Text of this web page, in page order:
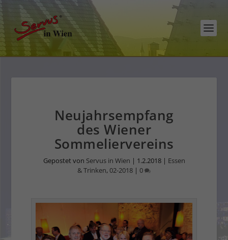
Neujahrsempfang
des Wiener
Sommeliervereins
Gepostet von Servus in Wien | 1.2.2018| Essen
& Trinken,02-2018 | 0